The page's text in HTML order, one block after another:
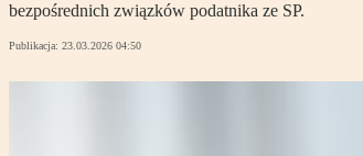
bezpośrednich związków podatnika ze SP.
Publikacja: 23.03.2026 04:50